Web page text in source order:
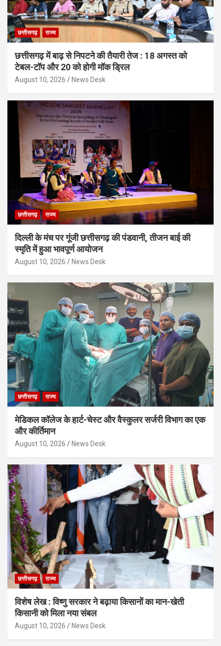
छत्तीसगढ़ राज्य
छत्तीसगढ़ में बाढ़ से निपटने की तैयारी तेज : 18 अगस्त को
टेबल-टॉप और 20 को होगी मॉक ड्रिल
August 10, 2026 News Desk
छत्तीसगढ़ राज्य
दिल्ली के मंच पर गूंजी छत्तीसगढ़ की पंडवानी, तीजन बाई की
स्मृति में हुआ भावपूर्ण आयोजन
August 10, 2026 News Desk
छत्तीसगढ़ राज्य
मेडिकल कॉलेज के हार्ट-चेस्ट और वैस्कुलर सर्जरी विभाग का एक
और कीर्तिमान
August 10, 2026 News Desk
छत्तीसगढ़ राज्य
विशेष लेख : विष्णु सरकार ने बढ़ाया किसानों का मान-खेती
किसानी को मिला नया संबल
August 10, 2026 News Desk